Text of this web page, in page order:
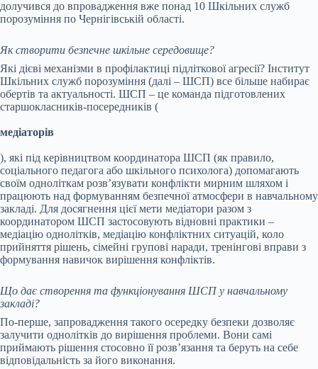
долучився до впровадження вже понад 10 Шкільних служб
порозуміння по Чернігівській області.
Як створити безпечне шкільне середовище?
Які дієві механізми в профілактиці підліткової агресії? Інститут
Шкільних служб порозуміння (далі – ШСП) все більше набирає
обертів та актуальності. ШСП – це команда підготовлених
старшокласників-посередників (
медіаторів
), які під керівництвом координатора ШСП (як правило,
соціального педагога або шкільного психолога) допомагають
своїм одноліткам розв’язувати конфлікти мирним шляхом і
працюють над формуванням безпечної атмосфери в навчальному
закладі. Для досягнення цієї мети медіатори разом з
координатором ШСП застосовують відновні практики –
медіацію однолітків, медіацію конфліктних ситуацій, коло
прийняття рішень, сімейні групові наради, тренінгові вправи з
формування навичок вирішення конфліктів.
Що дає створення та функціонування ШСП у навчальному
закладі?
По-перше, запровадження такого осередку безпеки дозволяє
залучити однолітків до вирішення проблеми. Вони самі
приймають рішення стосовно її розв’язання та беруть на себе
відповідальність за його виконання.